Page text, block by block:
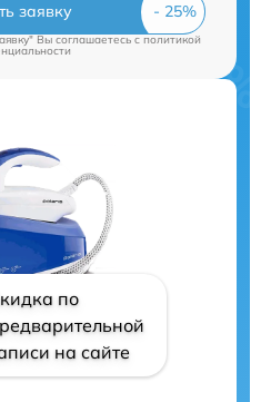
заявку
Вы соглашаетесь cполитикой
по
на сайте